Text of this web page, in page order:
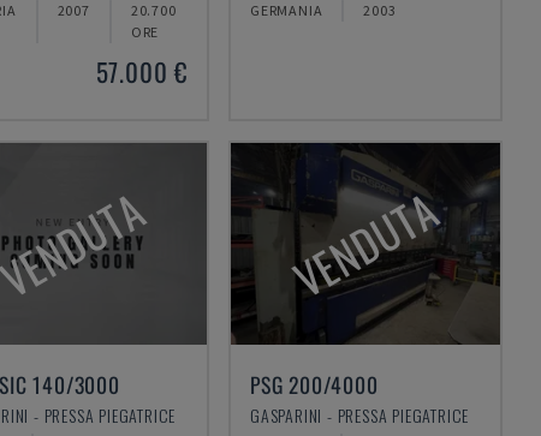
2007
20.700
ORE
57.000 €
GERMANIA 2003
140/3000
- PRESSA PIEGATRICE
VENDUTA
PSG 200/4000
GASPARINI - PRESSA PIEGATRICE